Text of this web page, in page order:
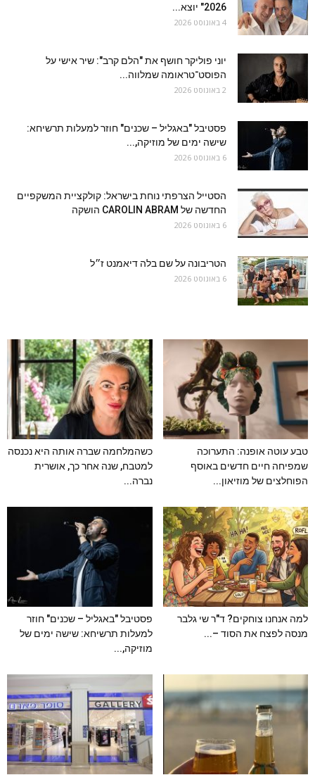
2026" יוצא...
4 באוגוסט 2026
יוני פוליקר חושף את "הלם קרב": שיר אישי על
הפוסט־טראומה שמלווה...
2 באוגוסט 2026
פסטיבל "באגליל – שכנים" חוזר למעלות תרשיחא:
שישה ימים של מוזיקה,...
6 באוגוסט 2026
הסטייל הצרפתי נוחת בישראל: קולקציית המשקפיים
החדשה של CAROLIN ABRAM הושקה
6 באוגוסט 2026
הטריבונה על שם בלה דיאמנט ז״ל
6 באוגוסט 2026
טבע עוטה אופנה: התערוכה
שמפיחה חיים חדשים באוסף
הפוחלצים של מוזיאון...
כשהמלחמה שברה אותה היא נכנסה
למטבח, שנה אחר כך, אושרית
נברה...
למה אנחנו צוחקים? ד"ר שי גלבר
מנסה לפצח את הסוד –...
פסטיבל "באגליל – שכנים" חוזר
למעלות תרשיחא: שישה ימים של
מוזיקה,...